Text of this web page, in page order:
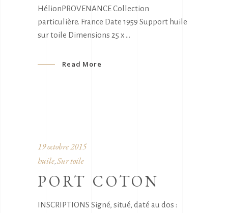
HélionPROVENANCE Collection
particulière. France Date 1959 Support huile
sur toile Dimensions 25 x
Read More
19 octobre 2015
huile, Sur toile
PORT COTON
INSCRIPTIONS Signé, situé, daté au dos :